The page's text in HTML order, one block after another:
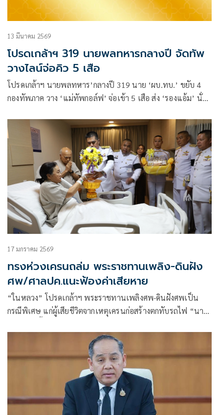
13 มีนาคม 2569
โปรดเกล้าฯ 319 นายพลทหารกลางปี จัดทัพ
วางไลน์จ่อคิว 5 เสือ
โปรดเกล้าฯ นายพลทหาร’กลางปี 319 นาย ‘ผบ.ทบ.’ ขยับ 4
กองทัพภาค วาง ‘แม่ทัพกอล์ฟ’ จ่อเข้า 5 เสือ ส่ง ‘รองแอ้ม’ นั่ง
แม่ทัพภาค 1 ‘เสธ.ต๊อด’ ขึ้นรองเจ้ากรมฯ
17 มกราคม 2569
ทรงห่วงเครนถล่ม พระราชทานเพลิง-ดินฝัง
ศพ/ศาลปค.แนะฟ้องค่าเสียหาย
“ในหลวง” โปรดเกล้าฯ พระราชทานเพลิงศพ-ดินฝังศพเป็น
กรณีพิเศษ แก่ผู้เสียชีวิตจากเหตุเครนก่อสร้างตกทับรถไฟ “นา